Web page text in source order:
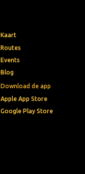
Download de app
Apple App Store
Google Play Store
Kaart
Routes
Events
Blog